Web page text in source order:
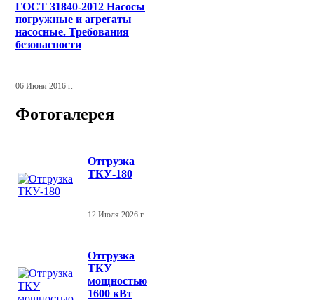
ГОСТ 31840-2012 Насосы
погружные и агрегаты
насосные. Требования
безопасности
06 Июня 2016 г.
Фотогалерея
Отгрузка
ТКУ-180
12 Июля 2026 г.
Отгрузка
ТКУ
мощностью
1600 кВт